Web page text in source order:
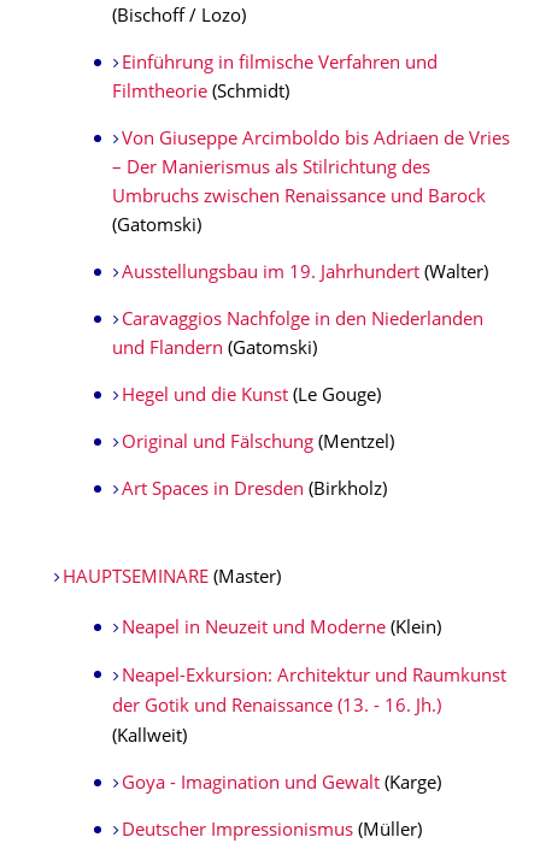
(Bischoff / Lozo)
Einführung in filmische Verfahren und
Filmtheorie (Schmidt)
Von Giuseppe Arcimboldo bis Adriaen de Vries
– Der Manierismus als Stilrichtung des
Umbruchs zwischen Renaissance und Barock
(Gatomski)
Ausstellungsbau im 19. Jahrhundert(Walter)
Caravaggios Nachfolge in den Niederlanden
und Flandern (Gatomski)
Hegel und die Kunst (Le Gouge)
Original und Fälschung (Mentzel)
Art Spaces in Dresden (Birkholz)
HAUPTSEMINARE(Master)
Neapel in Neuzeit und Moderne(Klein)
Neapel-Exkursion: Architektur und Raumkunst
der Gotik und Renaissance (13. - 16. Jh.)
(Kallweit)
Goya - Imagination und Gewalt(Karge)
Deutscher Impressionismus(Müller)